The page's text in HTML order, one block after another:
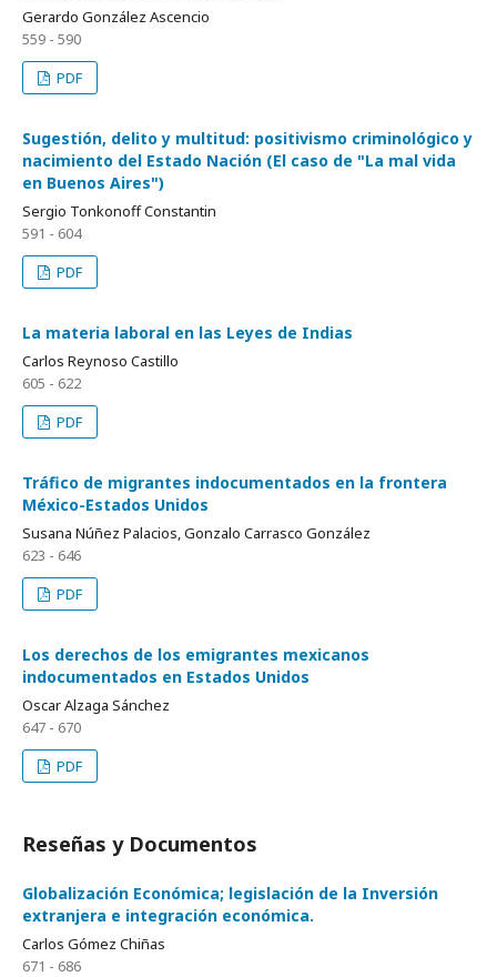
Gerardo González Ascencio
559 - 590
PDF
Sugestión, delito y multitud: positivismo criminológico y
nacimiento del Estado Nación (El caso de "La mal vida
en Buenos Aires")
Sergio Tonkonoff Constantin
591 - 604
PDF
La materia laboral en las Leyes de Indias
Carlos Reynoso Castillo
605 - 622
PDF
Tráfico de migrantes indocumentados en la frontera
México-Estados Unidos
Susana Núñez Palacios, Gonzalo Carrasco González
623 - 646
PDF
Los derechos de los emigrantes mexicanos
indocumentados en Estados Unidos
Oscar Alzaga Sánchez
647 - 670
PDF
Reseñas y Documentos
Globalización Económica; legislación de la Inversión
extranjera e integración económica.
Carlos Gómez Chiñas
671 - 686